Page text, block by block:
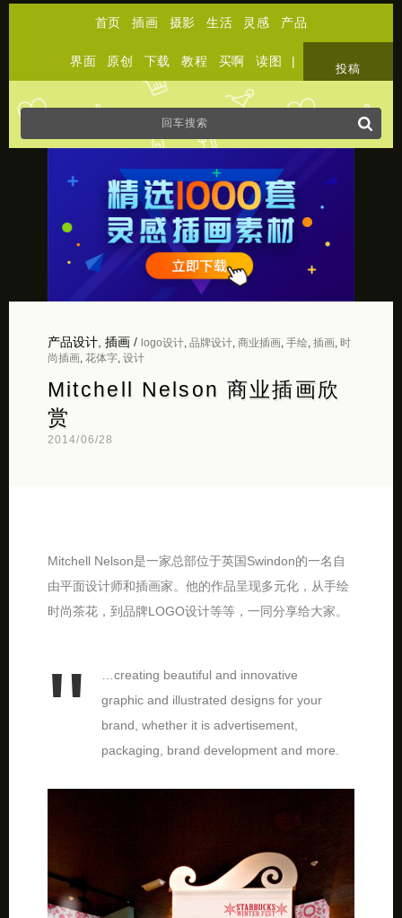
首页 插画 摄影 生活 灵感 产品
界面 原创 下载 教程 买啊 读图 |
投稿
产品设计, 插画/ logo设计, 品牌设计, 商业插画, 手绘, 插画,
时
尚插画, 花体字, 设计
Mitchell Nelson 商业插画欣
赏
2014/06/28
Mitchell Nelson是一家总部位于英国Swindon的一名自
由平面设计师和插画家。他的作品呈现多元化，从手绘
时尚茶花，到品牌LOGO设计等等，一同分享给大家。
…creating beautiful and innovative
graphic and illustrated designs for your
brand, whether it is advertisement,
packaging, brand development and more.